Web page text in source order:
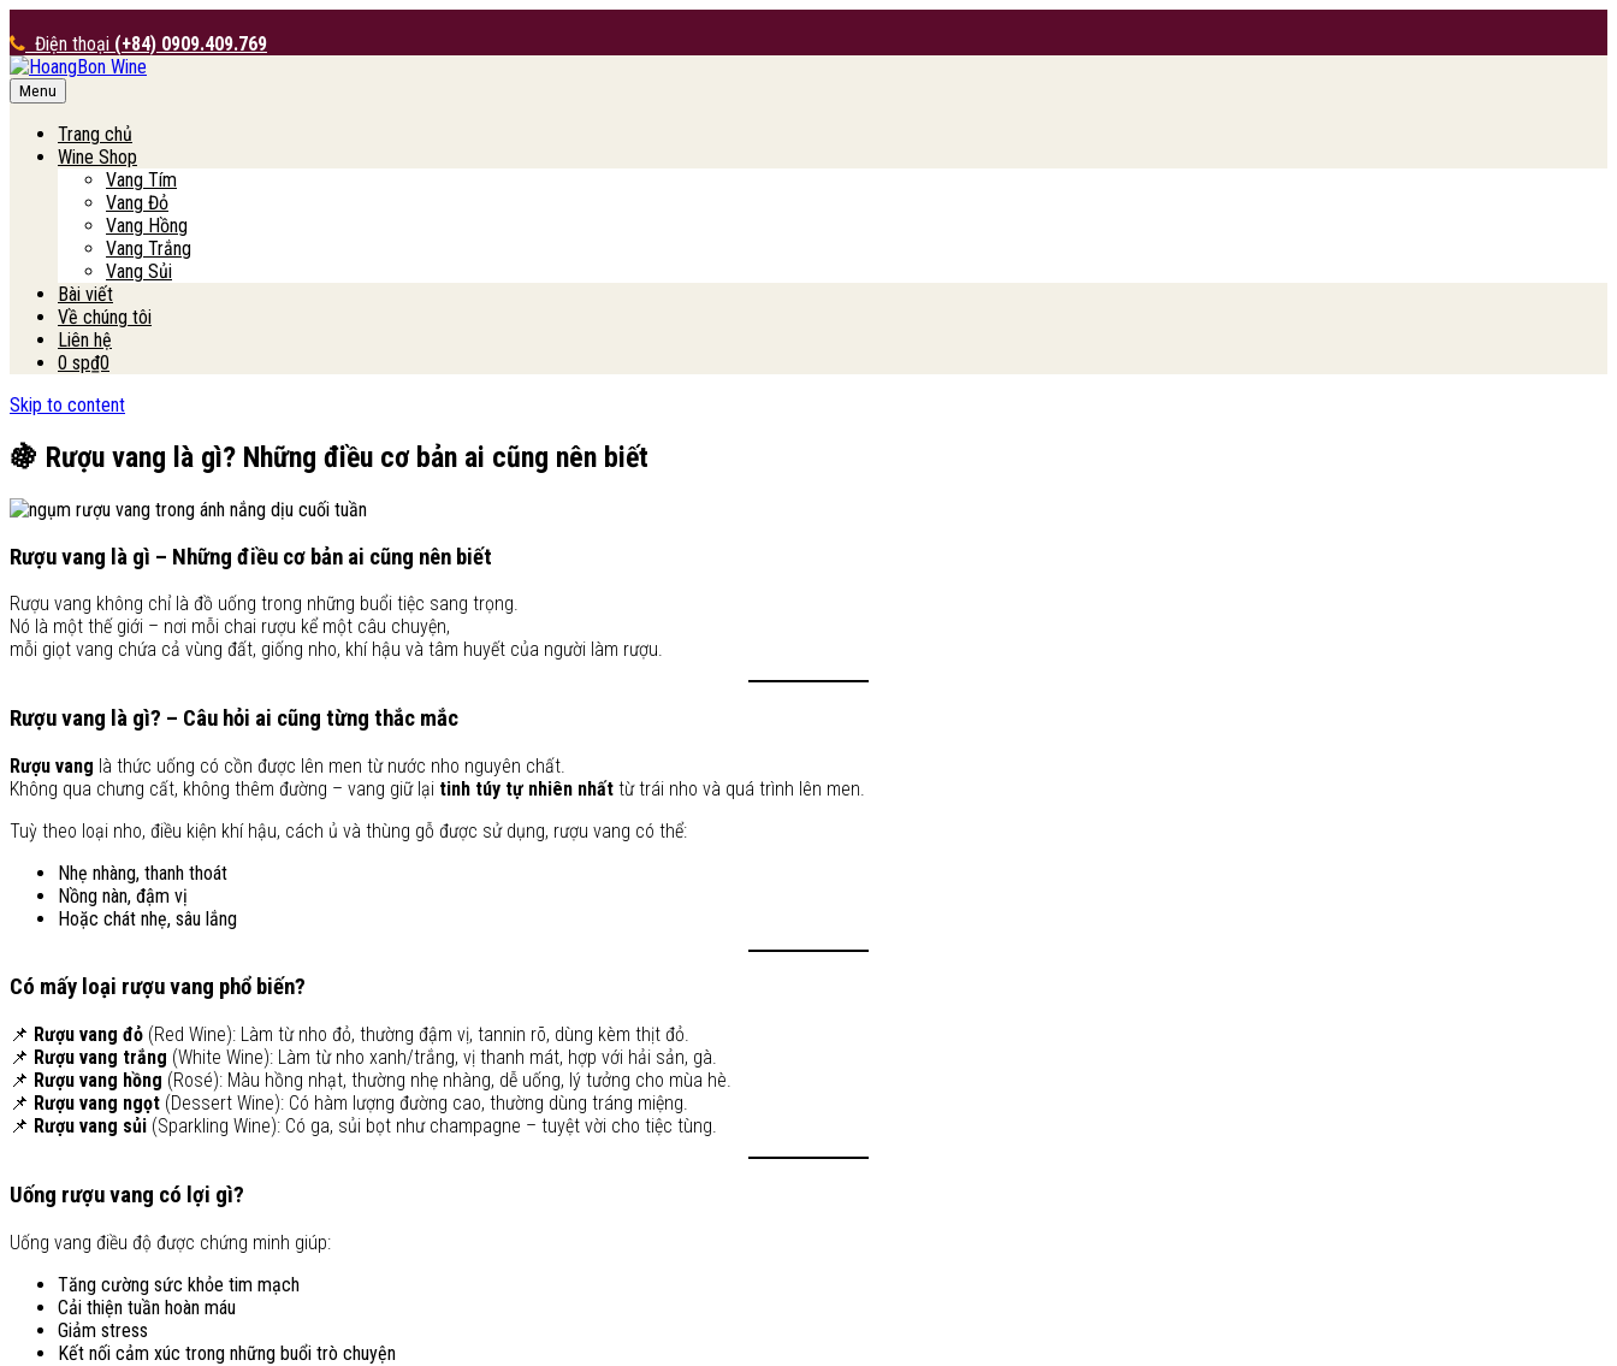
Điện thoại (+84) 0909.409.769
HoangBon Wine
Menu
Trang chủ
Wine Shop
Vang Tím
Vang Đỏ
Vang Hồng
Vang Trắng
Vang Sủi
Bài viết
Về chúng tôi
Liên hệ
0 sp₫0
Skip to content
🍇 Rượu vang là gì? Những điều cơ bản ai cũng nên biết
Rượu vang là gì – Những điều cơ bản ai cũng nên biết
Rượu vang không chỉ là đồ uống trong những buổi tiệc sang trọng.
Nó là một thế giới – nơi mỗi chai rượu kể một câu chuyện,
mỗi giọt vang chứa cả vùng đất, giống nho, khí hậu và tâm huyết của người làm rượu.
Rượu vang là gì? – Câu hỏi ai cũng từng thắc mắc
Rượu vang là thức uống có cồn được lên men từ nước nho nguyên chất.
Không qua chưng cất, không thêm đường – vang giữ lại tinh túy tự nhiên nhất từ trái nho và quá trình lên men.
Tuỳ theo loại nho, điều kiện khí hậu, cách ủ và thùng gỗ được sử dụng, rượu vang có thể:
Nhẹ nhàng, thanh thoát
Nồng nàn, đậm vị
Hoặc chát nhẹ, sâu lắng
Có mấy loại rượu vang phổ biến?
📌 Rượu vang đỏ (Red Wine): Làm từ nho đỏ, thường đậm vị, tannin rõ, dùng kèm thịt đỏ.
📌 Rượu vang trắng (White Wine): Làm từ nho xanh/trắng, vị thanh mát, hợp với hải sản, gà.
📌 Rượu vang hồng (Rosé): Màu hồng nhạt, thường nhẹ nhàng, dễ uống, lý tưởng cho mùa hè.
📌 Rượu vang ngọt (Dessert Wine): Có hàm lượng đường cao, thường dùng tráng miệng.
📌 Rượu vang sủi (Sparkling Wine): Có ga, sủi bọt như champagne – tuyệt vời cho tiệc tùng.
Uống rượu vang có lợi gì?
Uống vang điều độ được chứng minh giúp:
Tăng cường sức khỏe tim mạch
Cải thiện tuần hoàn máu
Giảm stress
Kết nối cảm xúc trong những buổi trò chuyện